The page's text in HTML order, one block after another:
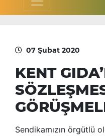
07 Şubat 2020
KENT
Sendikamızın örgütlü